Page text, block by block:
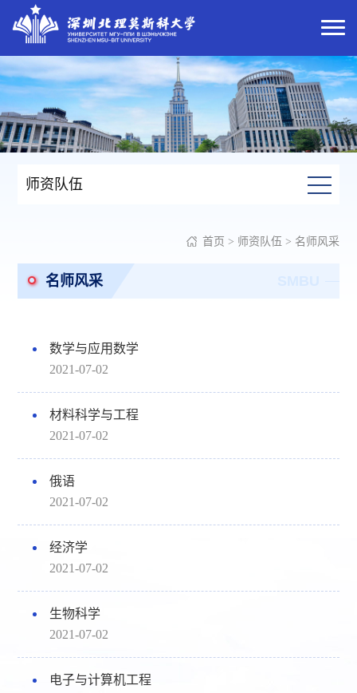
师资队伍
首页 > 师资队伍 > 名师风采
名师风采
数学与应用数学
2021-07-02
材料科学与工程
2021-07-02
俄语
2021-07-02
经济学
2021-07-02
生物科学
2021-07-02
电子与计算机工程